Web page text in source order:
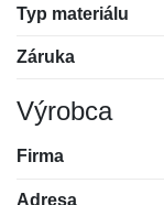
Typ materiálu
Záruka
Výrobca
Firma
Adresa